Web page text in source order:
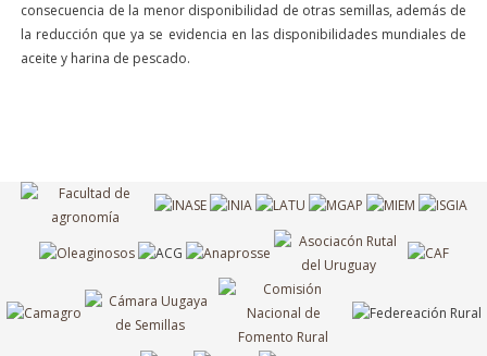
consecuencia de la menor disponibilidad de otras semillas, además de
la reducción que ya se evidencia en las disponibilidades mundiales de
aceite y harina de pescado.